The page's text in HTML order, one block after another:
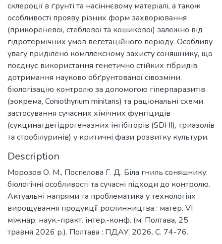
склероції в ґрунті та насіннєвому матеріалі, а також
особливості прояву різних форм захворювання
(прикореневої, стеблової та кошикової) залежно від
гідротермічних умов вегетаційного періоду. Особливу
увагу приділено комплексному захисту соняшнику, що
поєднує використання генетично стійких гібридів,
дотримання науково обґрунтованої сівозміни,
біологізацію контролю за допомогою гіперпаразитів
(зокрема, Coniothyrium minitans) та раціональні схеми
застосування сучасних хімічних фунгіцидів
(сукцинатдегідрогеназних інгібіторів (SDHI), триазолів
та стробілуринів) у критичні фази розвитку культури.
Description
Морозов О. М., Поспєлова Г. Д. Біла гниль соняшнику:
біологічні особливості та сучасні підходи до контролю.
Актуальні напрями та проблематика у технологіях
вирощування продукції рослинництва : матер. VІ
міжнар. наук.-практ. інтер.-конф. (м. Полтава, 25
травня 2026 р.). Полтава : ПДАУ, 2026. С. 74-76.